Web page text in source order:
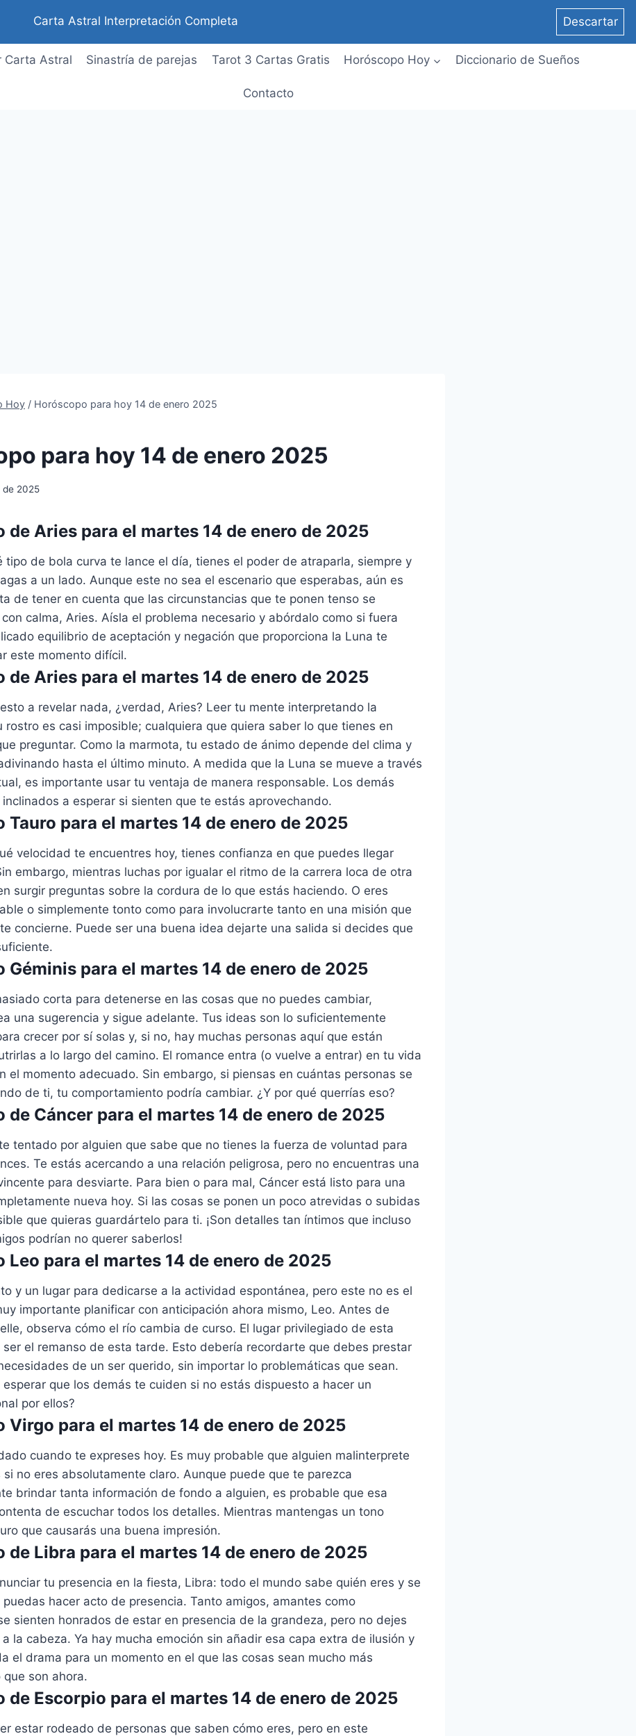
Carta Astral Interpretación Completa Descartar
Carta Astral Sinastría de parejas Tarot 3 Cartas Gratis Horóscopo Hoy Diccionario de Sueños
Contacto
Hoy / Horóscopo para hoy 14 de enero 2025
para hoy 14 de enero 2025
de 2025
de Aries para el martes 14 de enero de 2025
tipo de bola curva te lance el día, tienes el poder de atraparla, siempre y
a un lado. Aunque este no sea el escenario que esperabas, aún es
de tener en cuenta que las circunstancias que te ponen tenso se
calma, Aries. Aísla el problema necesario y abórdalo como si fuera
equilibrio de aceptación y negación que proporciona la Luna te
este momento difícil.
de Aries para el martes 14 de enero de 2025
a revelar nada, ¿verdad, Aries? Leer tu mente interpretando la
rostro es casi imposible; cualquiera que quiera saber lo que tienes en
preguntar. Como la marmota, tu estado de ánimo depende del clima y
hasta el último minuto. A medida que la Luna se mueve a través
es importante usar tu ventaja de manera responsable. Los demás
a esperar si sienten que te estás aprovechando.
Tauro para el martes 14 de enero de 2025
velocidad te encuentres hoy, tienes confianza en que puedes llegar
embargo, mientras luchas por igualar el ritmo de la carrera loca de otra
surgir preguntas sobre la cordura de lo que estás haciendo. O eres
o simplemente tonto como para involucrarte tanto en una misión que
concierne. Puede ser una buena idea dejarte una salida si decides que
Géminis para el martes 14 de enero de 2025
corta para detenerse en las cosas que no puedes cambiar,
una sugerencia y sigue adelante. Tus ideas son lo suficientemente
crecer por sí solas y, si no, hay muchas personas aquí que están
a lo largo del camino. El romance entra (o vuelve a entrar) en tu vida
el momento adecuado. Sin embargo, si piensas en cuántas personas se
de ti, tu comportamiento podría cambiar. ¿Y por qué querrías eso?
de Cáncer para el martes 14 de enero de 2025
tentado por alguien que sabe que no tienes la fuerza de voluntad para
Te estás acercando a una relación peligrosa, pero no encuentras una
para desviarte. Para bien o para mal, Cáncer está listo para una
nueva hoy. Si las cosas se ponen un poco atrevidas o subidas
que quieras guardártelo para ti. ¡Son detalles tan íntimos que incluso
podrían no querer saberlos!
Leo para el martes 14 de enero de 2025
y un lugar para dedicarse a la actividad espontánea, pero este no es el
importante planificar con anticipación ahora mismo, Leo. Antes de
observa cómo el río cambia de curso. El lugar privilegiado de esta
ser el remanso de esta tarde. Esto debería recordarte que debes prestar
de un ser querido, sin importar lo problemáticas que sean.
esperar que los demás te cuiden si no estás dispuesto a hacer un
por ellos?
Virgo para el martes 14 de enero de 2025
cuando te expreses hoy. Es muy probable que alguien malinterprete
no eres absolutamente claro. Aunque puede que te parezca
brindar tanta información de fondo a alguien, es probable que esa
de escuchar todos los detalles. Mientras mantengas un tono
que causarás una buena impresión.
de Libra para el martes 14 de enero de 2025
tu presencia en la fiesta, Libra: todo el mundo sabe quién eres y se
hacer acto de presencia. Tanto amigos, amantes como
sienten honrados de estar en presencia de la grandeza, pero no dejes
la cabeza. Ya hay mucha emoción sin añadir esa capa extra de ilusión y
el drama para un momento en el que las cosas sean mucho más
son ahora.
de Escorpio para el martes 14 de enero de 2025
estar rodeado de personas que saben cómo eres, pero en este